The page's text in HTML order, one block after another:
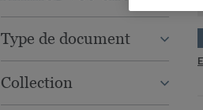
Type de document
Collection